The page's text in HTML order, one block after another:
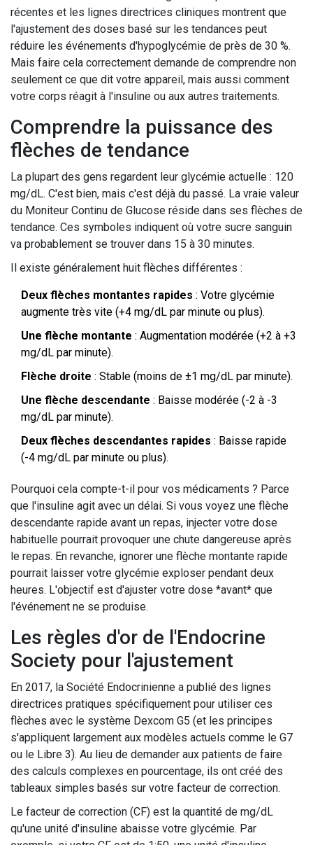
récentes et les lignes directrices cliniques montrent que
l'ajustement des doses basé sur les tendances peut
réduire les événements d'hypoglycémie de près de 30 %.
Mais faire cela correctement demande de comprendre non
seulement ce que dit votre appareil, mais aussi comment
votre corps réagit à l'insuline ou aux autres traitements.
Comprendre la puissance des
flèches de tendance
La plupart des gens regardent leur glycémie actuelle : 120
mg/dL. C'est bien, mais c'est déjà du passé. La vraie valeur
du Moniteur Continu de Glucose réside dans ses flèches de
tendance. Ces symboles indiquent où votre sucre sanguin
va probablement se trouver dans 15 à 30 minutes.
Il existe généralement huit flèches différentes :
Deux flèches montantes rapides : Votre glycémie
augmente très vite (+4 mg/dL par minute ou plus).
Une flèche montante : Augmentation modérée (+2 à +3
mg/dL par minute).
Flèche droite : Stable (moins de ±1 mg/dL par minute).
Une flèche descendante : Baisse modérée (-2 à -3
mg/dL par minute).
Deux flèches descendantes rapides : Baisse rapide
(-4 mg/dL par minute ou plus).
Pourquoi cela compte-t-il pour vos médicaments ? Parce
que l'insuline agit avec un délai. Si vous voyez une flèche
descendante rapide avant un repas, injecter votre dose
habituelle pourrait provoquer une chute dangereuse après
le repas. En revanche, ignorer une flèche montante rapide
pourrait laisser votre glycémie exploser pendant deux
heures. L'objectif est d'ajuster votre dose *avant* que
l'événement ne se produise.
Les règles d'or de l'Endocrine
Society pour l'ajustement
En 2017, la Société Endocrinienne a publié des lignes
directrices pratiques spécifiquement pour utiliser ces
flèches avec le système Dexcom G5 (et les principes
s'appliquent largement aux modèles actuels comme le G7
ou le Libre 3). Au lieu de demander aux patients de faire
des calculs complexes en pourcentage, ils ont créé des
tableaux simples basés sur votre facteur de correction.
Le facteur de correction (CF) est la quantité de mg/dL
qu'une unité d'insuline abaisse votre glycémie. Par